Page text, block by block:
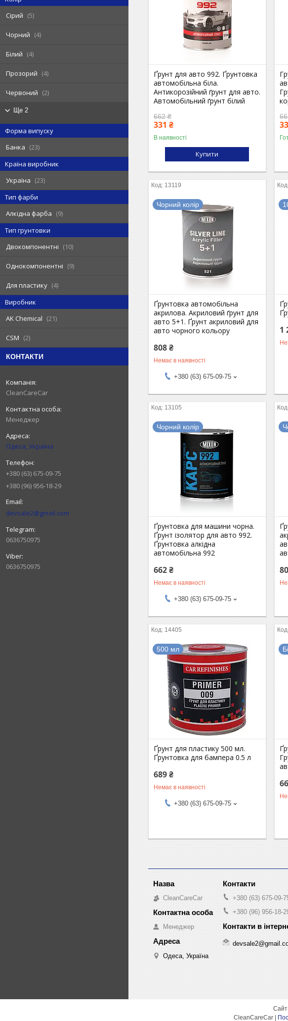
Сірий
5
Чорний 4
Білий 4
Прозорий 4
Червоний 2
Ще 2
Форма випуску
Банка
23
Країна виробник
Україна
23
Тип фарби
Алкідна фарба
9
Тип грунтовки
Двокомпонентні
10
Однокомпонентні 9
Для пластику
4
Виробник
AK Chemical
21
CSM 2
КОНТАКТИ
CleanCareCar
Менеджер
Одеса, Україна
+380 (63) 675-09-75
+380 (96) 956-18-29
devsale2@gmail.com
0636750975
0636750975
Ґрунт для авто 992. Ґрунтовка
автомобільна біла.
Антикорозійний ґрунт для авто.
Автомобільний ґрунт білий
662 ₴
331 ₴
В наявності
Купити
13119
Чорний колір
Ґрунтовка автомобільна
акрилова. Акриловий ґрунт для
авто 5+1. Ґрунт акриловий для
авто чорного кольору
808 ₴
Немає в наявності
+380 (63) 675-09-75
1
13105
Чорний колір
Ґрунтовка для машини чорна.
Ґрунт ізолятор для авто 992.
Ґрунтовка алкідна
автомобільна 992
662 ₴
Немає в наявності
+380 (63) 675-09-75
14405
500 мл
Ґрунт для пластику 500 мл.
Ґрунтовка для бампера 0.5 л
689 ₴
Немає в наявності
+380 (63) 675-09-75
CleanCareCar
Менеджер
Одеса, Україна
+380 (63) 675-09-
+380 (96) 956-18-
Сайт